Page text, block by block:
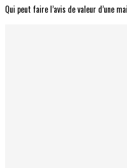
Qui peut faire l’avis de valeur d’une